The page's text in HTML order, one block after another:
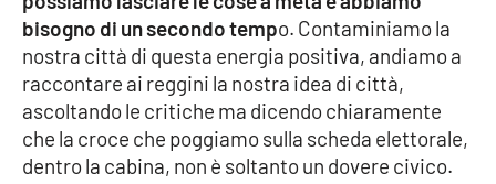
Eventi
Food
Storie
bisogno di un secondo tempo. Contaminiamo la
nostra città di questa energia positiva, andiamo a
raccontare ai reggini la nostra idea di città,
ascoltando le critiche ma dicendo chiaramente
che la croce che poggiamo sulla scheda elettorale,
dentro la cabina, non è soltanto un dovere civico.